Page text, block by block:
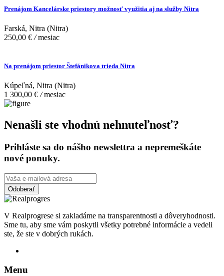
Prenájom Kancelárske priestory možnosť využitia aj na služby Nitra
Farská, Nitra (Nitra)
250,00 € /mesiac
Na prenájom priestor Štefánikova trieda Nitra
Kúpeľná, Nitra (Nitra)
1 300,00 € /mesiac
Nenašli ste vhodnú nehnuteľnosť?
Prihláste sa do nášho newslettra a nepremeškáte
nové ponuky.
Odoberať
V Realprogrese si zakladáme na transparentnosti a dôveryhodnosti.
Sme tu, aby sme vám poskytli všetky potrebné informácie a vedeli
ste, že ste v dobrých rukách.
Menu